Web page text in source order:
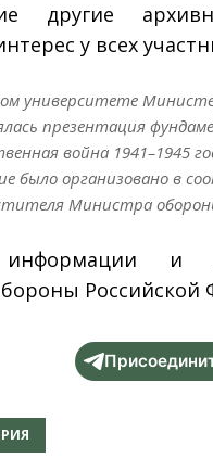
другие
у всех
университете
презентация
война 1941–1945
было организовано в
Министра
информации и
Российской